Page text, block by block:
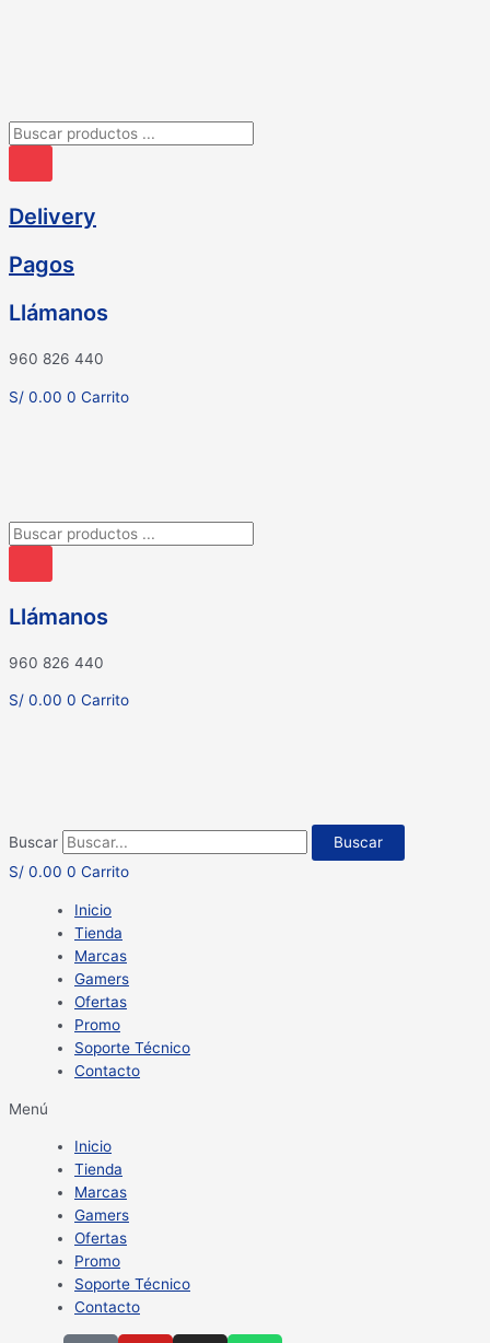
Búsqueda
productos
Delivery
Pagos
Llámanos
960 826 440
S/ 0.00 0 Carrito
Búsqueda
productos
Llámanos
960 826 440
S/ 0.00 0 Carrito
Buscar
Buscar
S/ 0.00 0 Carrito
Inicio
Tienda
Marcas
Gamers
Ofertas
Promo
Soporte Técnico
Contacto
Menú
Inicio
Tienda
Marcas
Gamers
Ofertas
Promo
Soporte Técnico
Contacto